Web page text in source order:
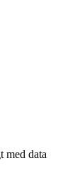
med data